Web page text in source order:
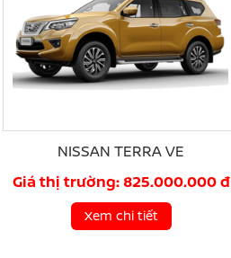
NISSAN TERRA VE
Giá thị trường: 825.000.000 đ
Xem chi tiết